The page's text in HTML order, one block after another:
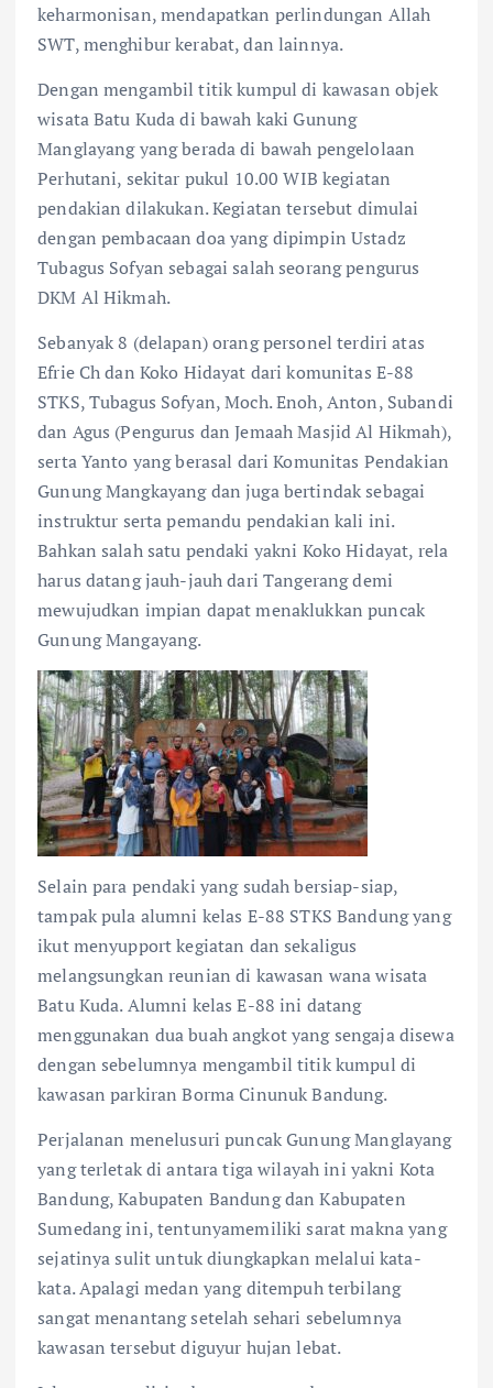
keharmonisan, mendapatkan perlindungan Allah
SWT, menghibur kerabat, dan lainnya.
Dengan mengambil titik kumpul di kawasan objek
wisata Batu Kuda di bawah kaki Gunung
Manglayang yang berada di bawah pengelolaan
Perhutani, sekitar pukul 10.00 WIB kegiatan
pendakian dilakukan. Kegiatan tersebut dimulai
dengan pembacaan doa yang dipimpin Ustadz
Tubagus Sofyan sebagai salah seorang pengurus
DKM Al Hikmah.
Sebanyak 8 (delapan) orang personel terdiri atas
Efrie Ch dan Koko Hidayat dari komunitas E-88
STKS, Tubagus Sofyan, Moch. Enoh, Anton, Subandi
dan Agus (Pengurus dan Jemaah Masjid Al Hikmah),
serta Yanto yang berasal dari Komunitas Pendakian
Gunung Mangkayang dan juga bertindak sebagai
instruktur serta pemandu pendakian kali ini.
Bahkan salah satu pendaki yakni Koko Hidayat, rela
harus datang jauh-jauh dari Tangerang demi
mewujudkan impian dapat menaklukkan puncak
Gunung Mangayang.
Selain para pendaki yang sudah bersiap-siap,
tampak pula alumni kelas E-88 STKS Bandung yang
ikut menyupport kegiatan dan sekaligus
melangsungkan reunian di kawasan wana wisata
Batu Kuda. Alumni kelas E-88 ini datang
menggunakan dua buah angkot yang sengaja disewa
dengan sebelumnya mengambil titik kumpul di
kawasan parkiran Borma Cinunuk Bandung.
Perjalanan menelusuri puncak Gunung Manglayang
yang terletak di antara tiga wilayah ini yakni Kota
Bandung, Kabupaten Bandung dan Kabupaten
Sumedang ini, tentunyamemiliki sarat makna yang
sejatinya sulit untuk diungkapkan melalui kata-
kata. Apalagi medan yang ditempuh terbilang
sangat menantang setelah sehari sebelumnya
kawasan tersebut diguyur hujan lebat.